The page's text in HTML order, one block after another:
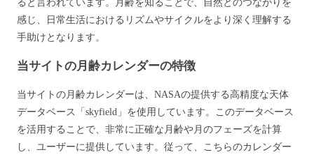
感じ、日常生活におけるリズムやサイクルをより深く理解する
手助けとなります。
当サイトの月齢カレンダーの特徴
当サイトの月齢カレンダーは、NASAの提供する高精度な天体
データベース「skyfield」を使用しています。このデータベース
を活用することで、非常に正確な月齢や月のフェーズを計算
し、ユーザーに提供しています。従って、こちらのカレンダー